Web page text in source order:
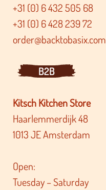
+31 (0) 6 432 505 68
+31 (0) 6 428 239 72
order@backtobasix.com
B2B
Kitsch Kitchen Store
Haarlemmerdijk 48
1013 JE Amsterdam
Open:
Tuesday – Saturday